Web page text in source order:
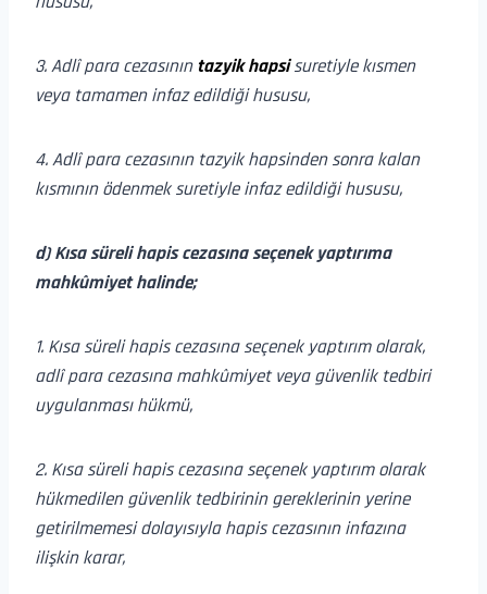
3. Adlî para cezasının tazyik hapsisuretiyle kısmen
veya tamamen infaz edildiği hususu,
4. Adlî para cezasının tazyik hapsinden sonra kalan
kısmının ödenmek suretiyle infaz edildiği hususu,
d) Kısa süreli hapis cezasına seçenek yaptırıma
mahkûmiyet halinde;
1. Kısa süreli hapis cezasına seçenek yaptırım olarak,
adlî para cezasına mahkûmiyet veya güvenlik tedbiri
uygulanması hükmü,
2. Kısa süreli hapis cezasına seçenek yaptırım olarak
hükmedilen güvenlik tedbirinin gereklerinin yerine
getirilmemesi dolayısıyla hapis cezasının infazına
ilişkin karar,